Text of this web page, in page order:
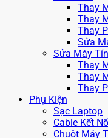
Thay
Thay
Thay
Sửa
Sửa Máy
Thay
Thay
Thay
Phụ Kiện
Sạc Laptop
Cable Kết
Chuột Máy